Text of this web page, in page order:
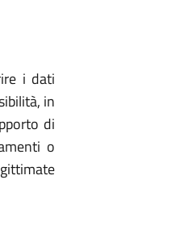
i dati
in
di
o